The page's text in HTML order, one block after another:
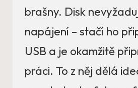
brašny. Disk
napájení – stačí ho
USB a je okamžitě
práci. To z něj dělá